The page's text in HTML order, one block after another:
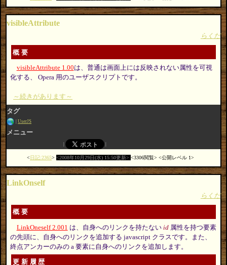
visibleAttribute
らくだ
概要
visibleAttribute 1.00は、普通は画面上には反映されない属性を可視
化する、 Opera 用のユーザスクリプトです。
～続きがあります～
タグ
UserJS
メニュー
日記:2365 2008年10月29日(水) 15:50更新 3306閲覧 公開レベル 1
LinkOnself
らくだ
概要
LinkOneself 2.001 は、自身へのリンクを持たない id属性を持つ要素
の先頭に、自身へのリンクを追加する javascript クラスです。また、
終点アンカーのみの a 要素に自身へのリンクを追加します。
更新履歴